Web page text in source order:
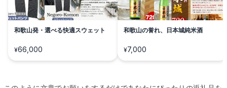
和歌山発・選べる快適スウェット
¥66,000
和歌山の誉れ、日本城純米酒
¥7,000